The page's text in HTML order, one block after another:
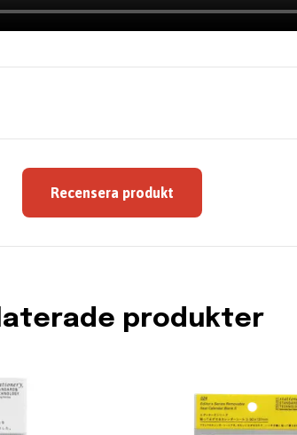
Recensera produkt
produkter